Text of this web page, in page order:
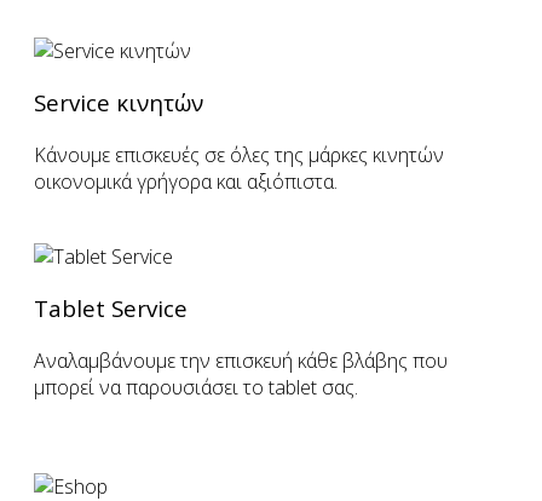
Service κινητών
Κάνουμε επισκευές σε όλες της μάρκες κινητών
οικονομικά γρήγορα και αξιόπιστα.
Tablet Service
Αναλαμβάνουμε την επισκευή κάθε βλάβης που
μπορεί να παρουσιάσει το tablet σας.